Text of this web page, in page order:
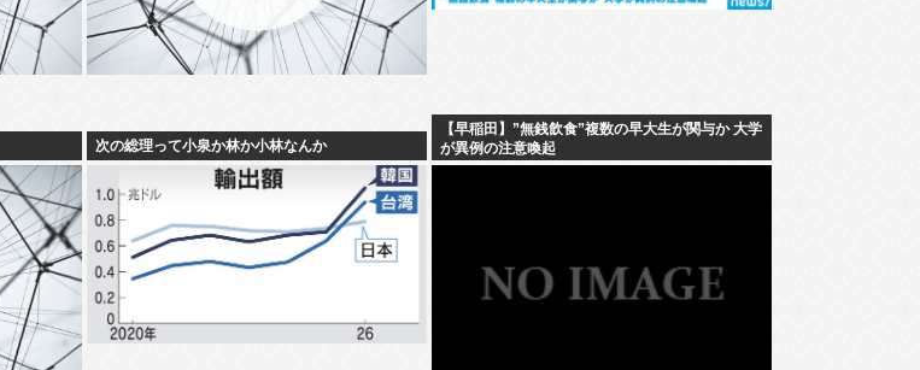
次の総理って小泉か林か小林なんか
【早稲田】”無銭飲食”複数の早大生が関与か 大学
が異例の注意喚起